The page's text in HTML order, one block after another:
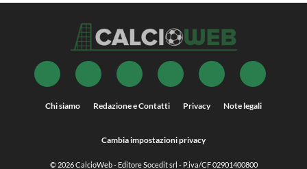
Chi siamo Redazione e Contatti Privacy Note legali
Cambia impostazioni privacy
© 2026CalcioWeb- Editore Socedit srl - P.iva/CF 02901400800